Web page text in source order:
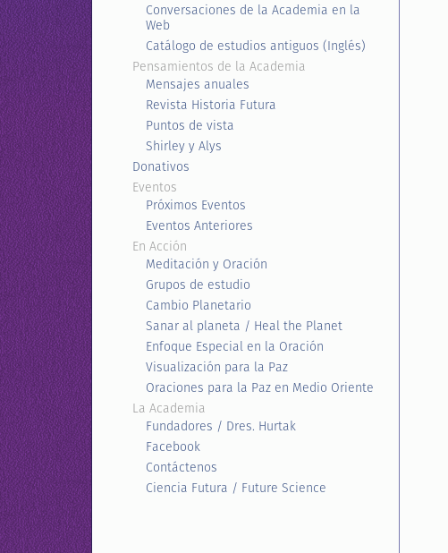
Conversaciones de la Academia en la
Web
Catálogo de estudios antiguos (Inglés)
Pensamientos de la Academia
Mensajes anuales
Revista Historia Futura
Puntos de vista
Shirley y Alys
Donativos
Eventos
Próximos Eventos
Eventos Anteriores
En Acción
Meditación y Oración
Grupos de estudio
Cambio Planetario
Sanar al planeta / Heal the Planet
Enfoque Especial en la Oración
Visualización para la Paz
Oraciones para la Paz en Medio Oriente
La Academia
Fundadores / Dres. Hurtak
Facebook
Contáctenos
Ciencia Futura / Future Science